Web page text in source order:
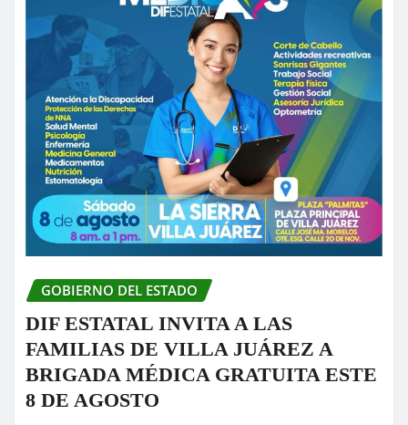
GOBIERNO DEL ESTADO
DIF ESTATAL INVITA A LAS
FAMILIAS DE VILLA JUÁREZ A
BRIGADA MÉDICA GRATUITA ESTE
8 DE AGOSTO